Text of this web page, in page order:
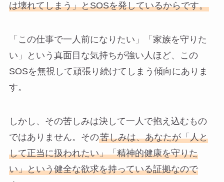
は壊れてしまう」とSOSを発しているからです。
「この仕事で一人前になりたい」「家族を守りた
い」という真面目な気持ちが強い人ほど、この
SOSを無視して頑張り続けてしまう傾向にありま
す。
しかし、その苦しみは決して一人で抱え込むもの
ではありません。その苦しみは、あなたが「人と
して正当に扱われたい」「精神的健康を守りた
い」という健全な欲求を持っている証拠なので